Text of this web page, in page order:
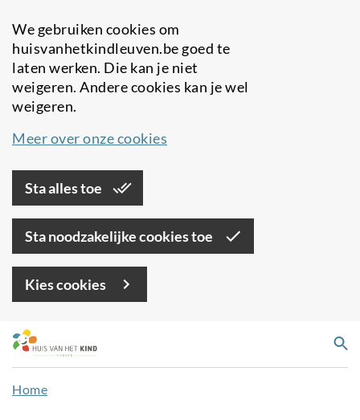
We gebruiken cookies om
huisvanhetkindleuven.be goed te
laten werken. Die kan je niet
weigeren. Andere cookies kan je wel
weigeren.
Meer over onze cookies
Sta alles toe
Sta noodzakelijke cookies toe
Kies cookies
Overslaan
en
naar
de
Home